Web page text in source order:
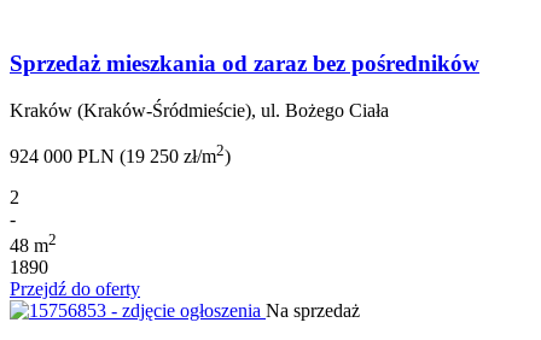
Sprzedaż mieszkania od zaraz bez pośredników
Kraków (Kraków-Śródmieście), ul. Bożego Ciała
924 000 PLN (19 250 zł/m2)
2
-
48 m2
1890
Przejdź do oferty
Na sprzedaż